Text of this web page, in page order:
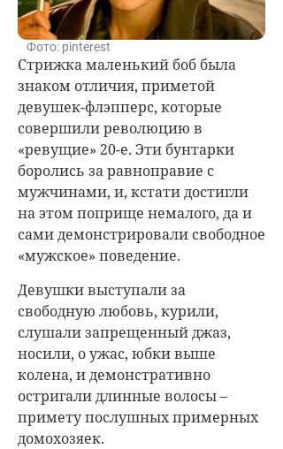
Фото: pinterest
Стрижка маленький боб была
знаком отличия, приметой
девушек-флэпперс, которые
совершили революцию в
«ревущие» 20-е. Эти бунтарки
боролись за равноправие с
мужчинами, и, кстати достигли
на этом поприще немалого, да и
сами демонстрировали свободное
«мужское» поведение.
Девушки выступали за
свободную любовь, курили,
слушали запрещенный джаз,
носили, о ужас, юбки выше
колена, и демонстративно
остригали длинные волосы –
примету послушных примерных
домохозяек.